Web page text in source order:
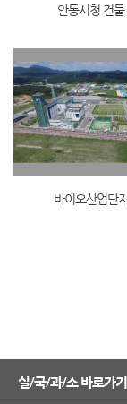
안동시청 건
바이오산업단
실/국/과/소 바로가기